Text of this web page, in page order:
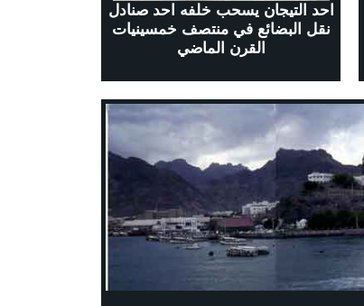
احد التيجان يسحب خلفه احد صنادل
نقل البضائع في منتصف خمسينيات
القرن الماضي